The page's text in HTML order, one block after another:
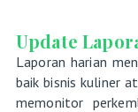
Update
Laporan harian
baik bisnis kuliner
memonitor